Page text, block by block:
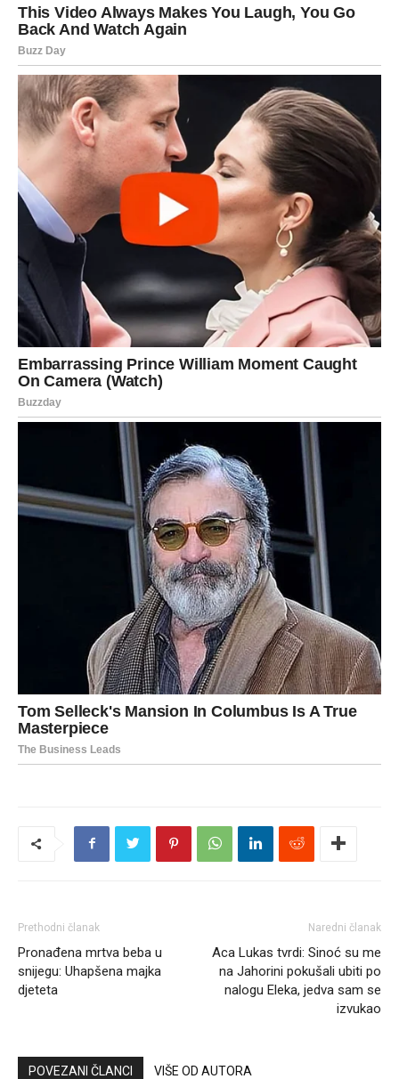
Prethodni članak
Pronađena mrtva beba u
snijegu: Uhapšena majka
djeteta
Naredni članak
Aca Lukas tvrdi: Sinoć su me
na Jahorini pokušali ubiti po
nalogu Eleka, jedva sam se
izvukao
POVEZANI ČLANCI VIŠE OD AUTORA